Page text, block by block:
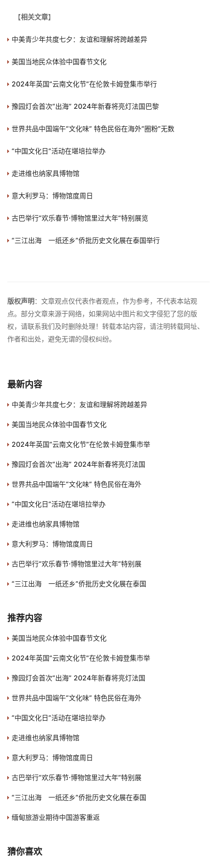
【相关文章】
中美青少年共度七夕：友谊和理解将跨越差异
美国当地民众体验中国春节文化
2024年英国“云南文化节”在伦敦卡姆登集市举行
豫园灯会首次“出海” 2024年新春将亮灯法国巴黎
世界共品中国端午“文化味” 特色民俗在海外“圈粉”无数
“中国文化日”活动在堪培拉举办
走进维也纳家具博物馆
意大利罗马：博物馆度周日
古巴举行“欢乐春节·博物馆里过大年”特别展览
“三江出海 一纸还乡”侨批历史文化展在泰国举行
版权声明：文章观点仅代表作者观点，作为参考，不代表本站观
点。部分文章来源于网络，如果网站中图片和文字侵犯了您的版
权，请联系我们及时删除处理！转载本站内容，请注明转载网址、
作者和出处，避免无谓的侵权纠纷。
最新内容
中美青少年共度七夕：友谊和理解将跨越差异
美国当地民众体验中国春节文化
2024年英国“云南文化节”在伦敦卡姆登集市举
豫园灯会首次“出海” 2024年新春将亮灯法国
世界共品中国端午“文化味” 特色民俗在海外
“中国文化日”活动在堪培拉举办
走进维也纳家具博物馆
意大利罗马：博物馆度周日
古巴举行“欢乐春节·博物馆里过大年”特别展
“三江出海 一纸还乡”侨批历史文化展在泰国
推荐内容
美国当地民众体验中国春节文化
2024年英国“云南文化节”在伦敦卡姆登集市举
豫园灯会首次“出海” 2024年新春将亮灯法国
世界共品中国端午“文化味” 特色民俗在海外
“中国文化日”活动在堪培拉举办
走进维也纳家具博物馆
意大利罗马：博物馆度周日
古巴举行“欢乐春节·博物馆里过大年”特别展
“三江出海 一纸还乡”侨批历史文化展在泰国
缅甸旅游业期待中国游客重返
猜你喜欢